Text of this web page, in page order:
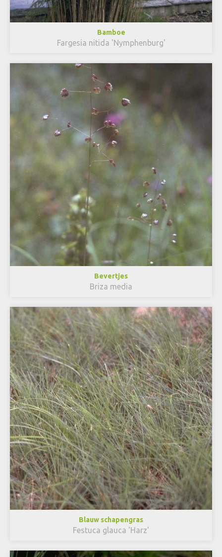
Bamboe
Fargesia nitida 'Nymphenburg'
Bevertjes
Briza media
Blauw schapengras
Festuca glauca 'Harz'